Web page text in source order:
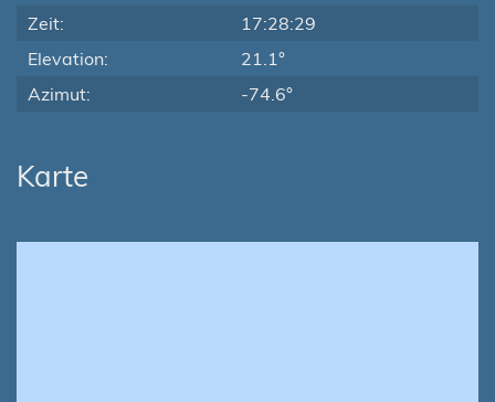
Zeit:
17:28:29
Elevation:
21.1°
Azimut:
-74.6°
Karte